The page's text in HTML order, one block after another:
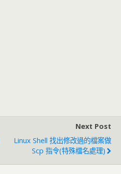
Next Post
Linux Shell 找出修改過的檔案做
Scp 指令(特殊檔名處理)